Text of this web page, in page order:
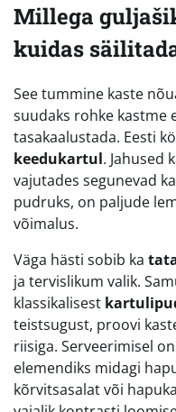
Millega
kuidas
See tummine kaste
suudaks rohke kastme
tasakaalustada. Eesti
keedukartul. Jahused
vajutades segunevad
pudruks, on paljude
võimalus.
Väga hästi sobib ka
ja tervislikum valik.
klassikalisest
teistsugust, proovi
riisiga. Serveerimisel
elemendiks midagi
kõrvitsasalat või